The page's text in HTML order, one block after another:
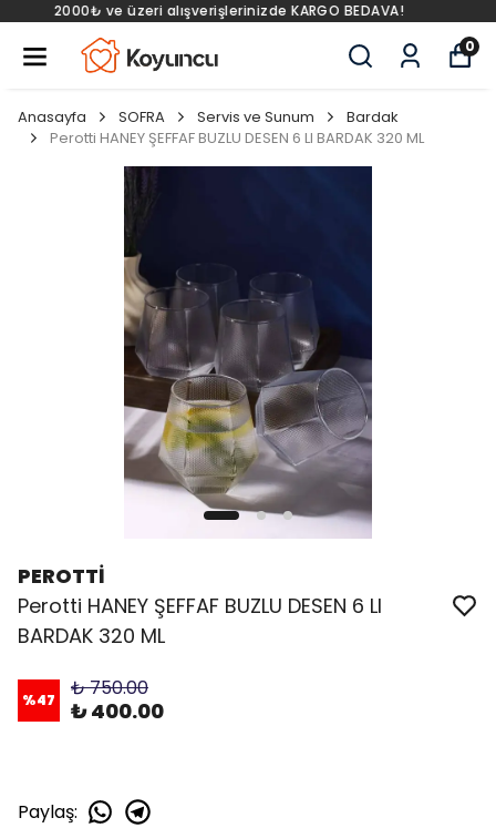
2000₺ ve üzeri alışverişlerinizde KARGO BEDAVA!
0
Anasayfa SOFRA Servis ve Sunum
Bardak
Perotti HANEY ŞEFFAF BUZLU DESEN 6 LI BARDAK 320 ML
PEROTTİ
Perotti HANEY ŞEFFAF BUZLU DESEN 6 LI
BARDAK 320 ML
%47 ₺ 750.00
₺ 400.00
Paylaş: